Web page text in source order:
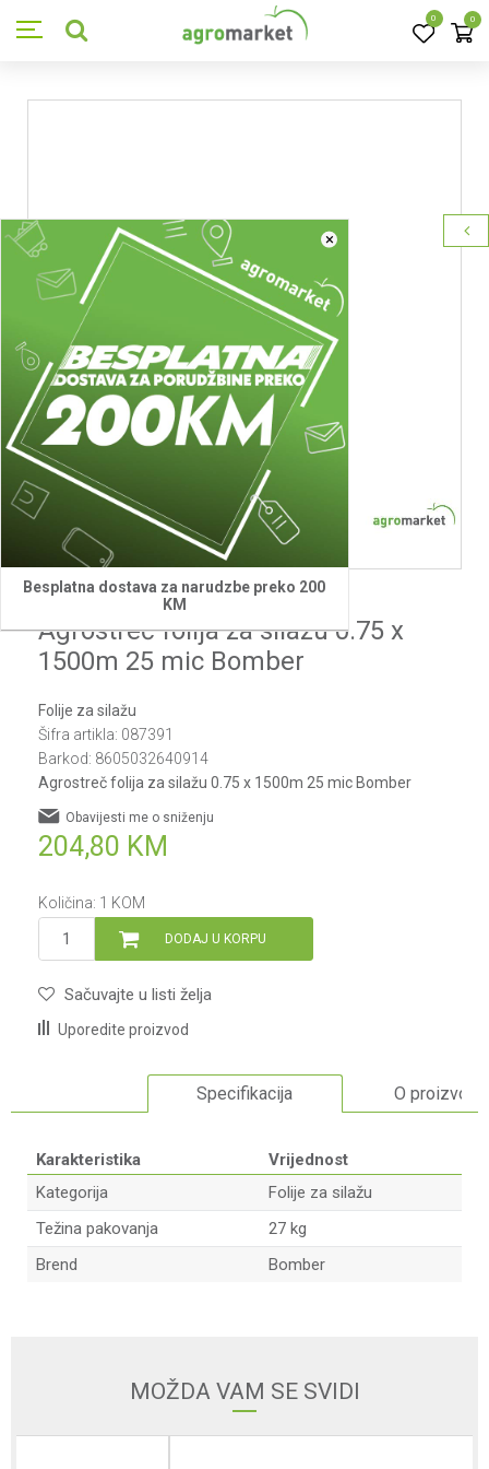
0 0
×
Besplatna dostava za narudzbe preko 200
KM
Bomber
Agrostreč folija za silažu 0.75 x
1500m 25 mic Bomber
Folije za silažu
Šifra artikla: 087391
Barkod: 8605032640914
Agrostreč folija za silažu 0.75 x 1500m 25 mic Bomber
204,80 KM
Obavijesti me o sniženju
Količina: 1 KOM
DODAJ U KORPU
Sačuvajte u listi želja
Uporedite proizvod
Specifikacija O proizvodu
Karakteristika
Vrijednost
Kategorija
Folije za silažu
Težina pakovanja
27 kg
Brend
Bomber
MOŽDA VAM SE SVIDI